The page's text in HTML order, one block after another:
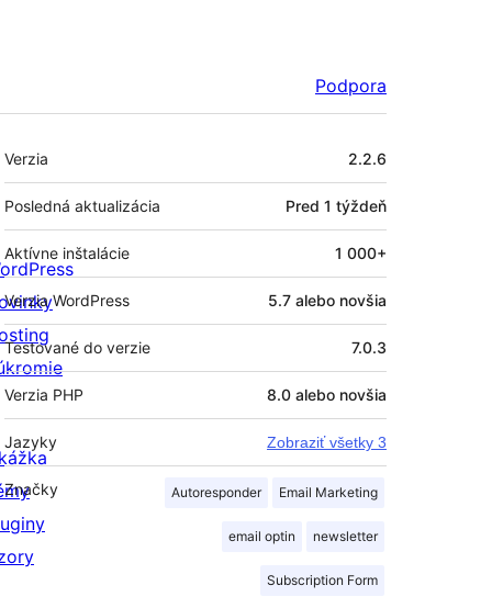
Podpora
Meta
Verzia 2.2.6
Posledná aktualizácia Pred 1 týždeň
Aktívne inštalácie 1 000+
Verzia WordPress 5.7 alebo novšia
Testované do verzie 7.0.3
Verzia PHP 8.0 alebo novšia
Jazyky Zobraziť všetky 3
Značky Autoresponder Email Marketing
email optin newsletter
Subscription Form